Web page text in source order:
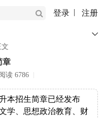
登录 注册
文
章
读 6786
本招生简章已经发布
学、思想政治教育、财